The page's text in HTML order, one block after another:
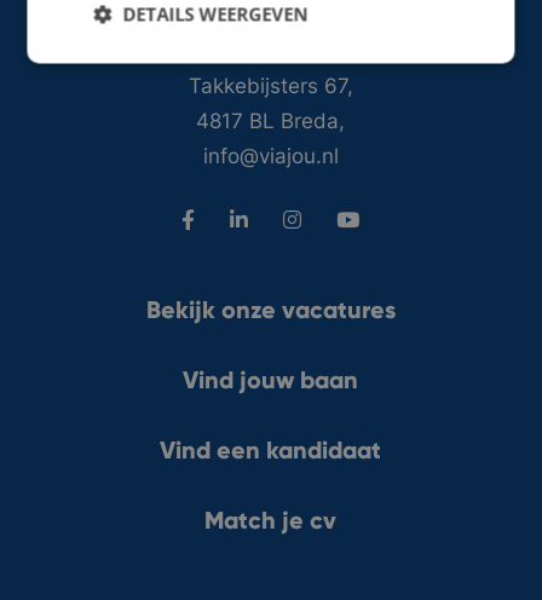
Takkebijsters 67,
4817 BL Breda,
info@viajou.nl
Bekijk onze vacatures
Vind jouw baan
Vind een kandidaat
Match je cv
DETAILS WEERGEVEN